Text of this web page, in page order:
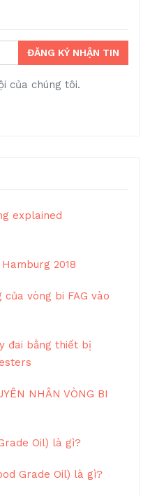
ĐĂNG KÝ NHẬN TIN
của chúng tôi.
explained
2018
vòng bi FAG vào
đai bằng thiết bị
NHÂN VÒNG BI
Oil) là gì?
Grade Oil) là gì?